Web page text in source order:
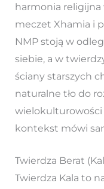
harmonia
meczet Xhamia i
NMP stoją w
siebie, a w
ściany starszych
naturalne tło do
wielokulturowości
kontekst mówi
Twierdza Berat
Twierdza Kala to